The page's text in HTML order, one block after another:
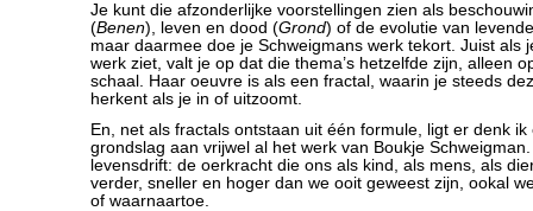
Je kunt die afzonderlijke voorstellingen zien als
(Benen), leven en dood (Grond) of de evolutie van
maar daarmee doe je Schweigmans werk tekort. Juist als
werk ziet, valt je op dat die thema’s hetzelfde zijn, alleen
schaal. Haar oeuvre is als een fractal, waarin je steeds
herkent als je in of uitzoomt.
En, net als fractals ontstaan uit één formule, ligt er denk
grondslag aan vrijwel al het werk van Boukje
levensdrift: de oerkracht die ons als kind, als mens, als
verder, sneller en hoger dan we ooit geweest zijn, ookal
of waarnaartoe.